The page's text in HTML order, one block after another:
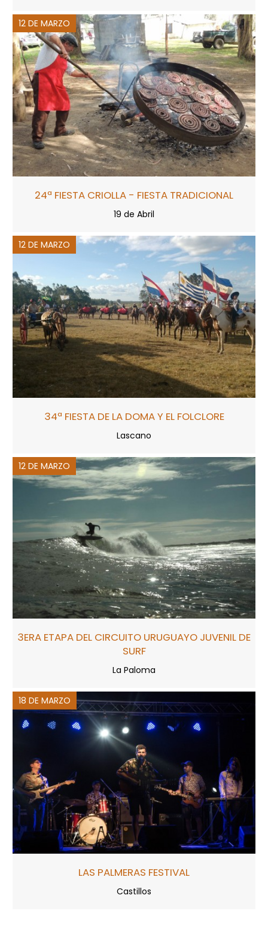
12 DE MARZO
24ª FIESTA CRIOLLA - FIESTA TRADICIONAL
19 de Abril
12 DE MARZO
34ª FIESTA DE LA DOMA Y EL FOLCLORE
Lascano
12 DE MARZO
3ERA ETAPA DEL CIRCUITO URUGUAYO JUVENIL DE
SURF
La Paloma
18 DE MARZO
LAS PALMERAS FESTIVAL
Castillos